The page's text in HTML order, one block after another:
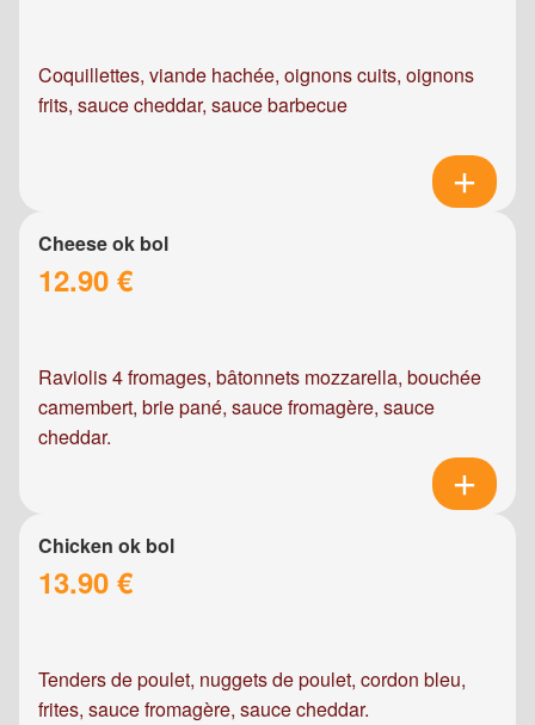
Coquillettes, viande hachée, oignons cuits, oignons
frits, sauce cheddar, sauce barbecue
Cheese ok bol
12.90 €
Raviolis 4 fromages, bâtonnets mozzarella, bouchée
camembert, brie pané, sauce fromagère, sauce
cheddar.
Chicken ok bol
13.90 €
Tenders de poulet, nuggets de poulet, cordon bleu,
frites, sauce fromagère, sauce cheddar.